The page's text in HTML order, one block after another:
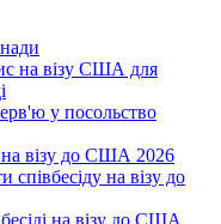
на візу США для
у посольство
візу до США 2026
на візу до
на візу до США